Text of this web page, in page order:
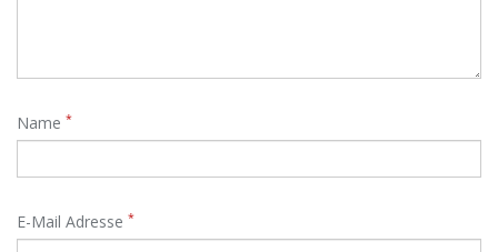
Name *
E-Mail Adresse *